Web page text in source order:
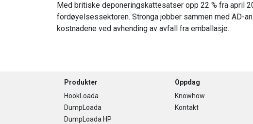
Med britiske deponeringskattesatser opp 22 % fra april
fordøyelsessektoren. Stronga jobber sammen med AD-
kostnadene ved avhending av avfall fra emballasje.
Footer
Produkter
HookLoada
DumpLoada
DumpLoada HP
Oppdag
Knowhow
Kontakt